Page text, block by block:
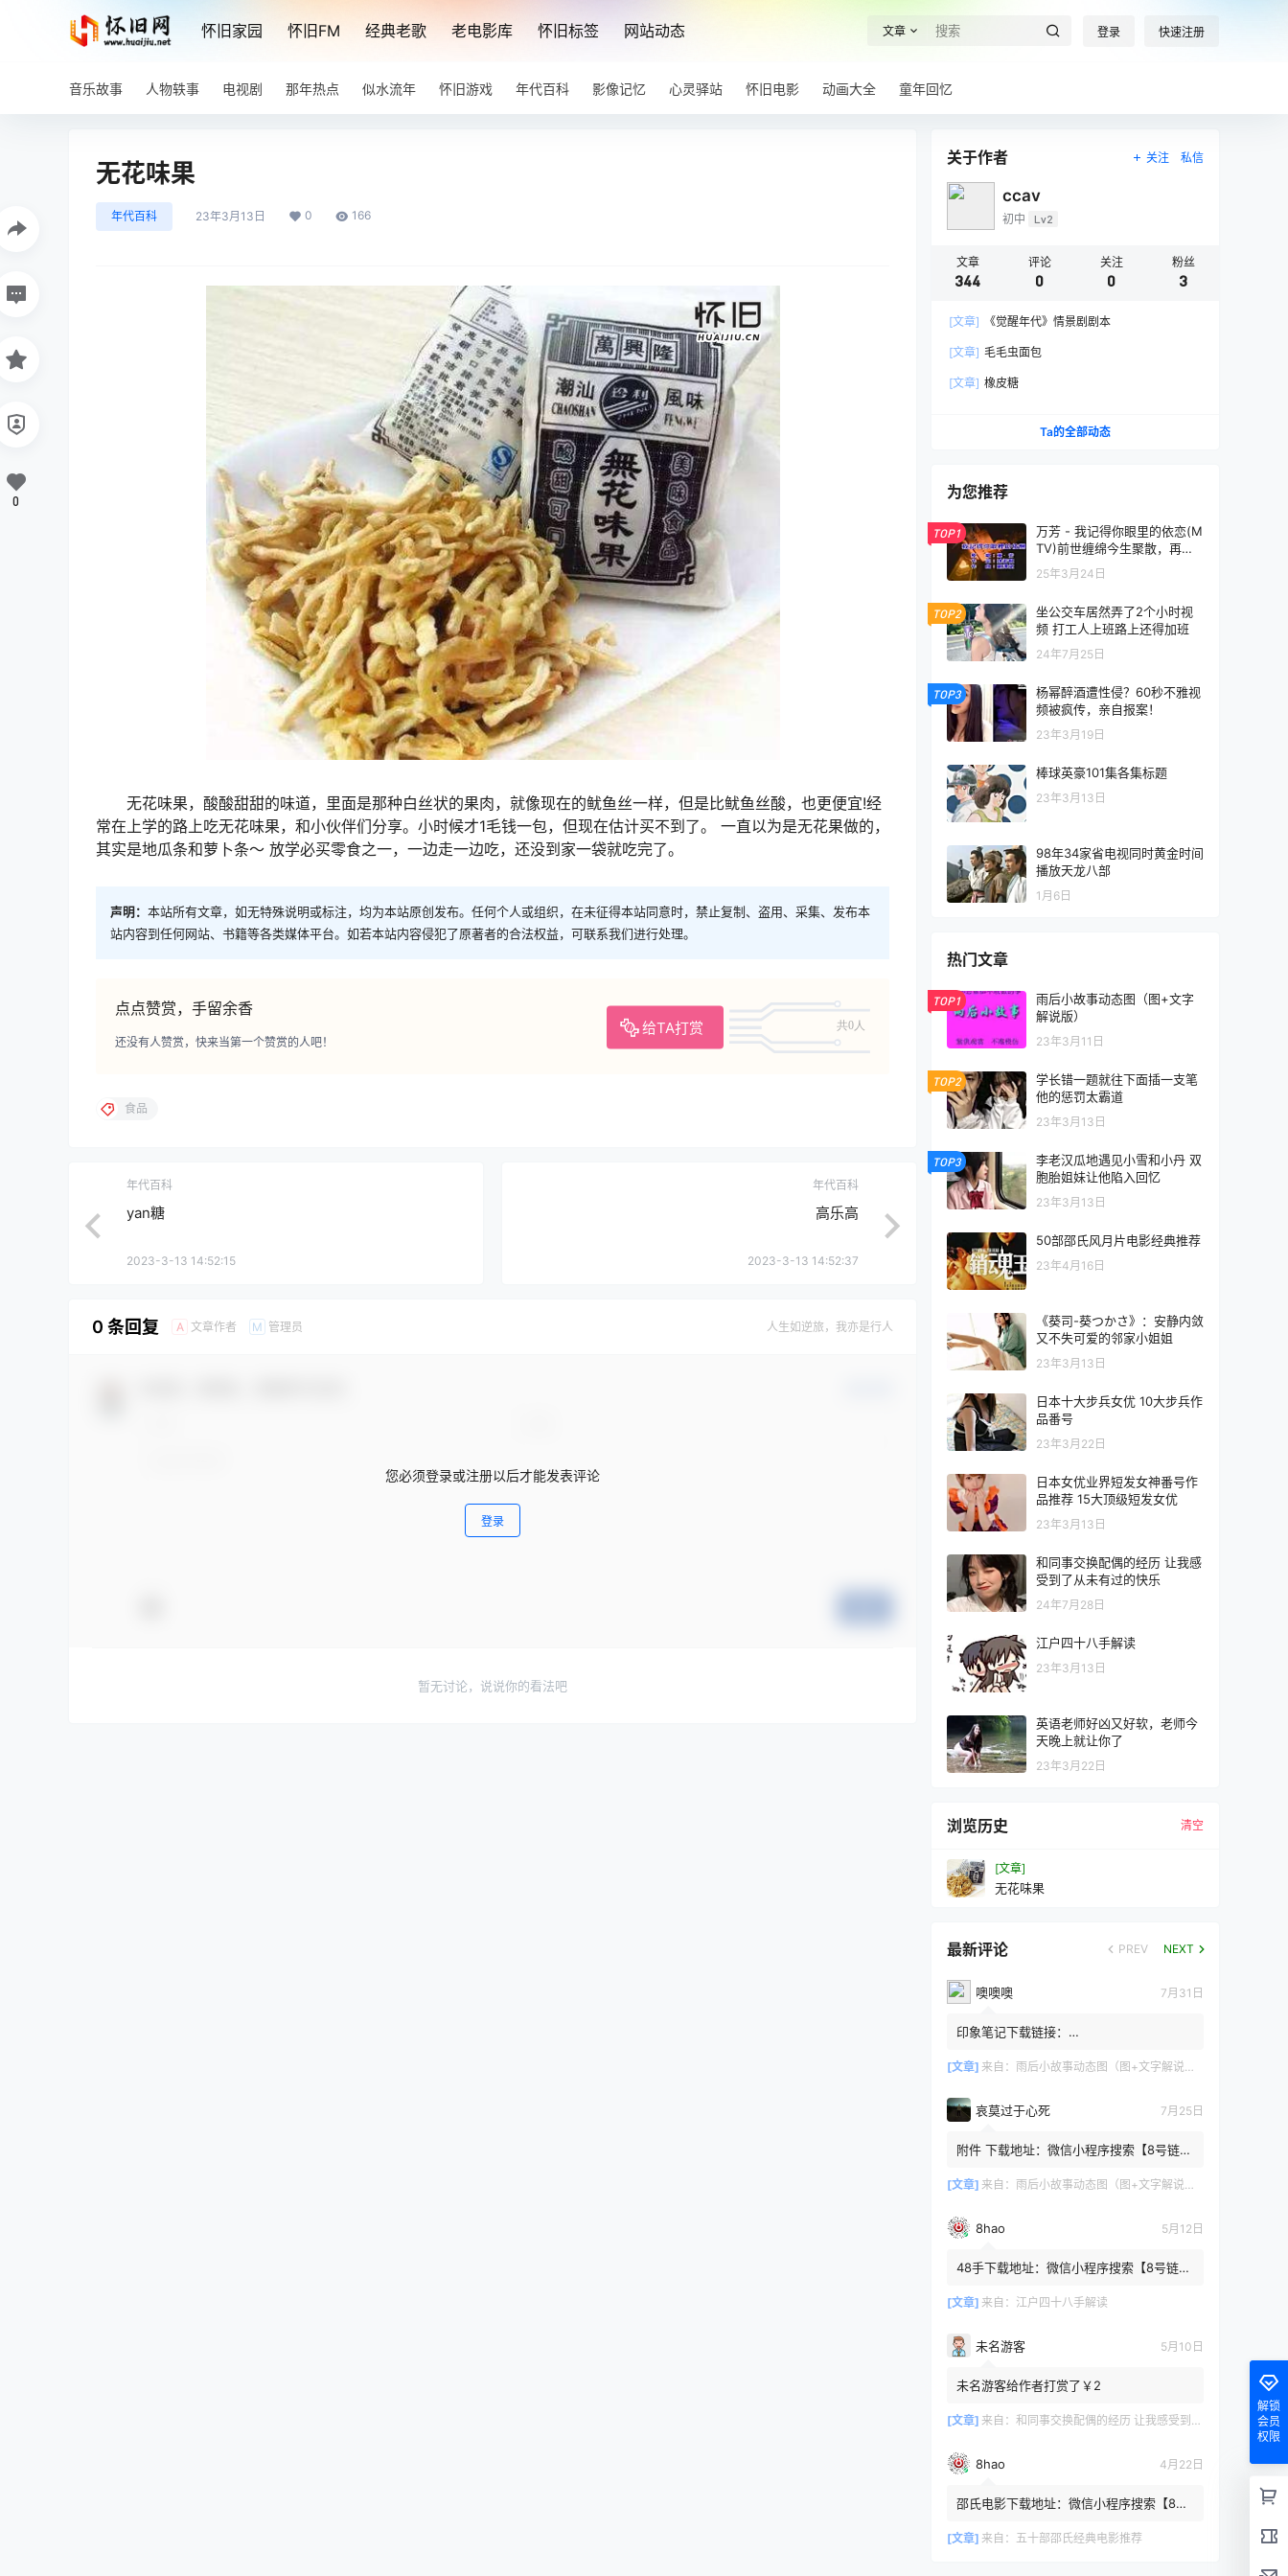
怀旧家园 怀旧FM 经典老歌 老电影库 怀旧标签 网站动态 文章 登录 快速注册
音乐故事 人物轶事 电视剧 那年热点 似水流年 怀旧游戏 年代百科 影像记忆 心灵驿站 怀旧电影 动画大全 童年回忆
无花味果
年代百科 23年3月13日 0 166
无花味果，酸酸甜甜的味道，里面是那种白丝状的果肉，就像现在的鱿鱼丝一样，但是比鱿鱼丝酸，也更便宜!经
常在上学的路上吃无花味果，和小伙伴们分享。小时候才1毛钱一包，但现在估计买不到了。 一直以为是无花果做的，
其实是地瓜条和萝卜条～ 放学必买零食之一，一边走一边吃，还没到家一袋就吃完了。
声明： 本站所有文章，如无特殊说明或标注，均为本站原创发布。任何个人或组织，在未征得本站同意时，禁止复制、盗用、采集、发布本
站内容到任何网站、书籍等各类媒体平台。如若本站内容侵犯了原著者的合法权益，可联系我们进行处理。
点点赞赏，手留余香
给TA打赏 共0人
还没有人赞赏，快来当第一个赞赏的人吧！
0
食品
年代百科
yan糖
2023-3-13 14:52:15
年代百科
高乐高
2023-3-13 14:52:37
0 条回复 A 文章作者 M 管理员 人生如逆旅，我亦是行人
您必须登录或注册以后才能发表评论
登录
暂无讨论，说说你的看法吧
关于作者 关注 私信
ccav
初中 Lv2
文章
344
评论
0
关注
0
粉丝
3
[文章] 《觉醒年代》情景剧剧本
[文章] 毛毛虫面包
[文章] 橡皮糖
Ta的全部动态
为您推荐
TOP1
万芳 - 我记得你眼里的依恋(M
TV)前世缠绵今生聚散，再世
情缘难续痴恋
25年3月24日
TOP2
坐公交车居然弄了2个小时视
频 打工人上班路上还得加班
24年7月25日
TOP3
杨幂醉酒遭性侵？60秒不雅视
频被疯传，亲自报案！
23年3月19日
棒球英豪101集各集标题
23年3月13日
98年34家省电视同时黄金时间
播放天龙八部
1月6日
热门文章
TOP1
雨后小故事动态图（图+文字
解说版）
23年3月11日
TOP2
学长错一题就往下面插一支笔
他的惩罚太霸道
23年3月13日
TOP3
李老汉瓜地遇见小雪和小丹 双
胞胎姐妹让他陷入回忆
23年3月13日
50部邵氏风月片电影经典推荐
23年4月16日
《葵司-葵つかさ》：安静内敛
又不失可爱的邻家小姐姐
23年3月13日
日本十大步兵女优 10大步兵作
品番号
23年3月22日
日本女优业界短发女神番号作
品推荐 15大顶级短发女优
23年3月13日
和同事交换配偶的经历 让我感
受到了从未有过的快乐
24年7月28日
江户四十八手解读
23年3月13日
英语老师好凶又好软，老师今
天晚上就让你了
23年3月22日
浏览历史 清空
[文章]
无花味果
最新评论 PREV NEXT
噢噢噢 7月31日
印象笔记下载链接：
[文章] 来自： 雨后小故事动态图（图+文字解说版）
哀莫过于心死 7月25日
附件 下载地址：微信小程序搜索【8号链
或保存下方二维码微信里...
[文章] 来自： 雨后小故事动态图（图+文字解说版）
8hao 5月12日
48手下载地址：微信小程序搜索【8号链
或保存下方二维码微信里识别
[文章] 来自： 江户四十八手解读
未名游客 5月10日
未名游客给作者打赏了￥2
[文章] 来自： 和同事交换配偶的经历 让我感受到了从未有过的快乐
8hao 4月22日
邵氏电影下载地址：微信小程序搜索【8号
令或保存下方二维码微...
[文章] 来自： 五十部邵氏经典电影推荐
解锁
会员
权限